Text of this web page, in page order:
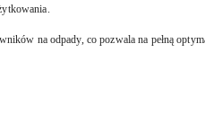
na odpady, co pozwala na pełną